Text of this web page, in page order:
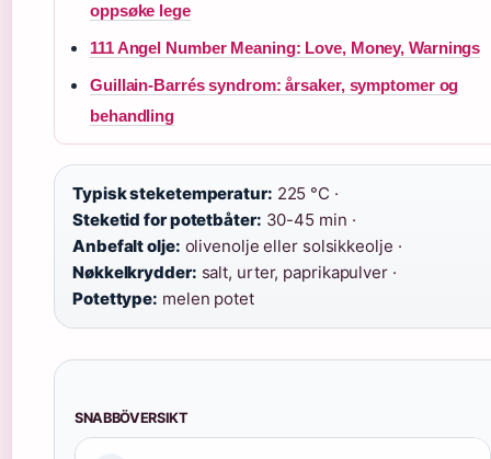
oppsøke lege
111 Angel Number Meaning: Love, Money, Warnings
Guillain-Barrés syndrom: årsaker, symptomer og
behandling
Typisk steketemperatur: 225 °C ·
Steketid for potetbåter: 30-45 min ·
Anbefalt olje: olivenolje eller solsikkeolje ·
Nøkkelkrydder: salt, urter, paprikapulver ·
Potettype: melen potet
SNABBÖVERSIKT